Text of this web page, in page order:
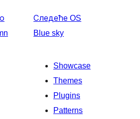
Следеће OS
Blue sky
Showcase
Themes
Plugins
Patterns